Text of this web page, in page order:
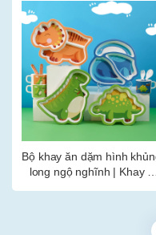
Bộ khay ăn dặm hình
long ngộ nghĩnh | Khay 3